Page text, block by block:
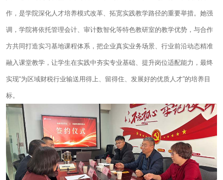
作，是学院深化人才培养模式改革、拓宽实践教学路径的重要举措。她强
调，学院将依托管理会计、审计数智化等特色教研室的教学优势，与合作
方共同打造实习基地课程体系，把企业真实业务场景、行业前沿动态精准
融入课堂教学，让学生在实践中夯实专业基础、提升岗位适配能力，最终
实现“为区域财税行业输送用得上、留得住、发展好的优质人才”的培养目
标。